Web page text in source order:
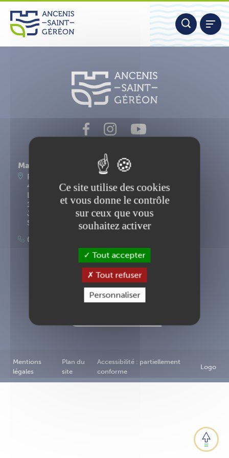
Aller
contenu
Nous contacter
Mairie d'Ancenis-Saint-Géréon
Place du Maréchal Foch
44156 Ancenis-Saint-Géréon
Lundi, mardi, mercredi, vendredi : 9h-12h30 et
14h-17h15
Jeudi : 9h-12h30
Samedi : 9h-12h
02 40 83 87 00
Inscription à la newsletter
Mentions
légales
Plan du
site
Accessibilité : partiellement
conforme
Logo
Panneau de gestion des cookies
Ce site utilise des cookies
et vous donne le contrôle
sur ceux que vous
souhaitez activer
Tout accepter
Tout refuser
Personnaliser